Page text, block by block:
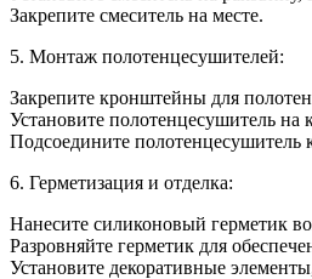
Закрепите смеситель на месте.
5. Монтаж полотенцесушителей:
Закрепите кронштейны для
Установите полотенцесушитель
Подсоедините полотенцесушитель
6. Герметизация и отделка:
Нанесите силиконовый герметик
Разровняйте герметик для
Установите декоративные